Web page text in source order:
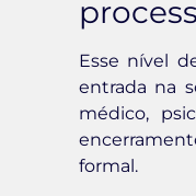
Esse nível
entrada na
médico,
formal.